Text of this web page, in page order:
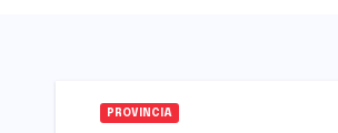
PROVINCIA